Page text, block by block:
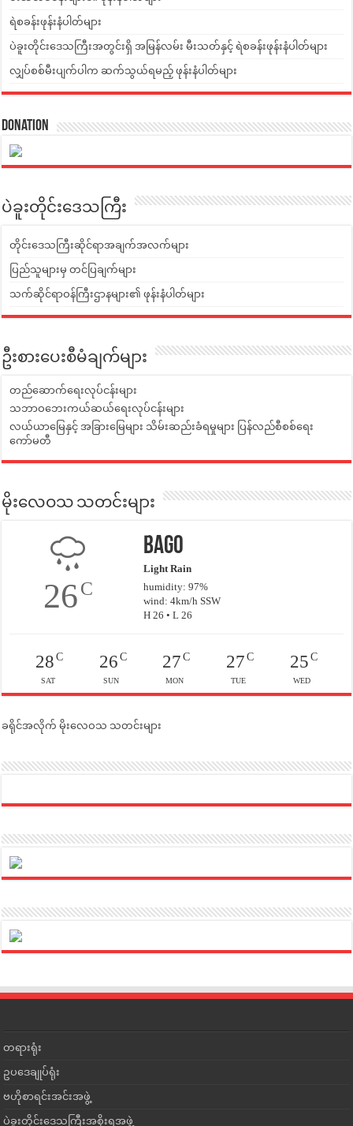
ရဲစခန်းဖုန်းနံပါတ်များ
ပဲခူးတိုင်းဒေသကြီးအတွင်းရှိ အမြန်လမ်း မီးသတ်နှင့် ရဲစခန်းဖုန်းနံပါတ်များ
လျှပ်စစ်မီးပျက်ပါက ဆက်သွယ်ရမည့် ဖုန်းနံပါတ်များ
Donation
ပဲခူးတိုင်းဒေသကြီး
တိုင်းဒေသကြီးဆိုင်ရာအချက်အလက်များ
ပြည်သူများမှ တင်ပြချက်များ
သက်ဆိုင်ရာဝန်ကြီးဌာနများ၏ ဖုန်းနံပါတ်များ
ဦးစားပေးစီမံချက်များ
တည်ဆောက်ရေးလုပ်ငန်းများ
သဘာဝဘေးကယ်ဆယ်ရေးလုပ်ငန်းများ
လယ်ယာမြေနှင့် အခြားမြေများ သိမ်းဆည်းခံရမှုများ ပြန်လည်စီစစ်ရေး
ကော်မတီ
မိုးလေဝသ သတင်းများ
26C
Bago
Light Rain
humidity: 97%
wind: 4km/h SSW
H 26 • L 26
28C
SAT
26C
SUN
27 C
MON
27C
TUE
25C
WED
ခရိုင်အလိုက် မိုးလေဝသ သတင်းများ
တရားရုံး
ဥပဒေချုပ်ရုံး
ဗဟိုစာရင်းအင်းအဖွဲ့
ပဲခူးတိုင်းဒေသကြီးအစိုးရအဖွဲ့